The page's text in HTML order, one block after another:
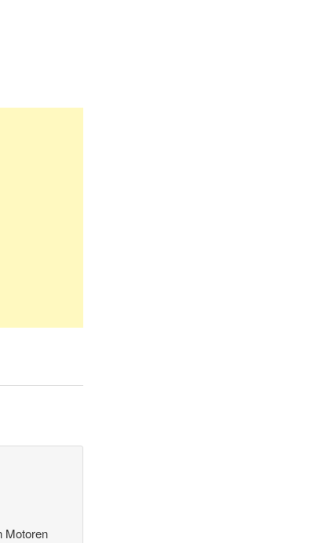
Motoren